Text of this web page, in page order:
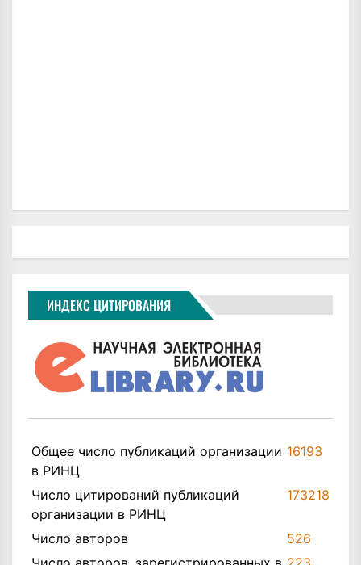
ИНДЕКС ЦИТИРОВАНИЯ
Общее число публикаций организации
в РИНЦ
16193
Число цитирований публикаций
организации в РИНЦ
173218
Число авторов
526